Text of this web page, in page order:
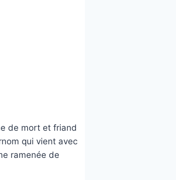
de mort et friand
qui vient avec
ramenée de